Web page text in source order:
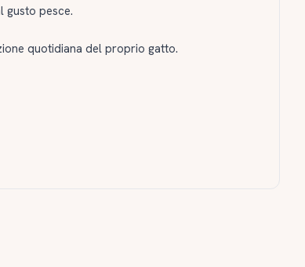
gusto pesce.
quotidiana del proprio gatto.